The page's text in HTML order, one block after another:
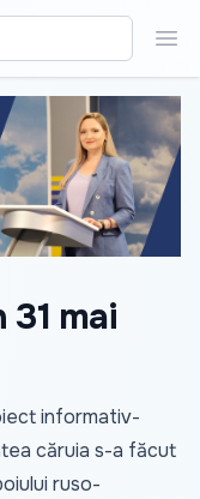
mai
informativ-
căruia s-a făcut
ruso-